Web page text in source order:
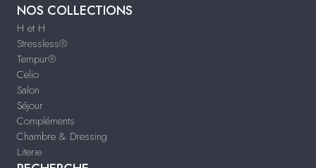
NOS COLLECTIONS
H et H
Stressless®
Tempur®
Celio
Salon
Séjour
Compléments
Chambre & Dressing
Literie